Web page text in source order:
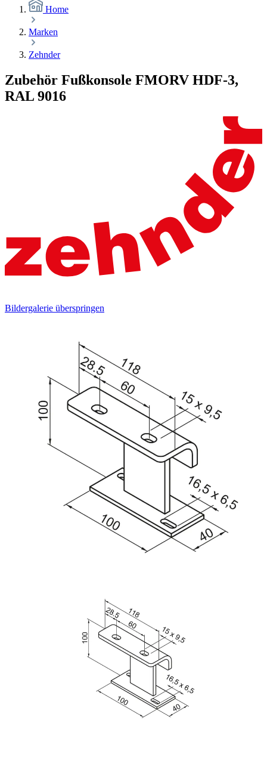
Home
Marken
Zehnder
Zubehör Fußkonsole FMORV HDF-3,
RAL 9016
Bildergalerie überspringen